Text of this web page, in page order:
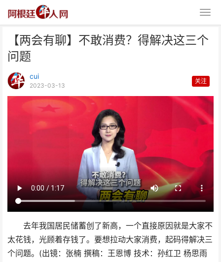
【两会有聊】不敢消费？得解决这三个
问题
cui
2023-03-13
关注
去年我国居民储蓄创了新高，一个直接原因就是大家不
太花钱，光顾着存钱了。要想拉动大家消费，起码得解决三
个问题。(出镜：张楠 撰稿：王恩博 技术：孙红卫 杨思雨
【两会有聊】不敢消费？得解决这
三个问题